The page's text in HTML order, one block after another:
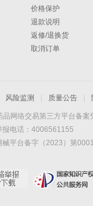
价格保护
退款说明
返修/退换货
取消订单
风险监测 质量公告
品网络交易第三方平台备案
报电话：4006561155
械平台备字（2023）第